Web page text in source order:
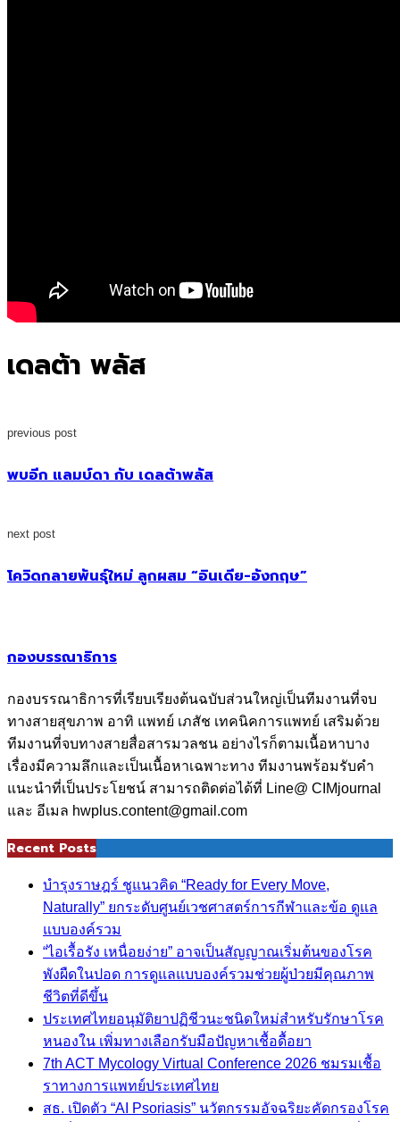
เดลต้า พลัส
previous post
พบอีก แลมบ์ดา กับ เดลต้าพลัส
next post
โควิดกลายพันธุ์ใหม่ ลูกผสม “อินเดีย-อังกฤษ”
กองบรรณาธิการ
กองบรรณาธิการที่เรียบเรียงต้นฉบับส่วนใหญ่เป็นทีมงานที่จบ
ทางสายสุขภาพ อาทิ แพทย์ เภสัช เทคนิคการแพทย์ เสริมด้วย
ทีมงานที่จบทางสายสื่อสารมวลชน อย่างไรก็ตามเนื้อหาบาง
เรื่องมีความลึกและเป็นเนื้อหาเฉพาะทาง ทีมงานพร้อมรับคำ
แนะนำที่เป็นประโยชน์ สามารถติดต่อได้ที่ Line@ CIMjournal
และ อีเมล hwplus.content@gmail.com
Recent Posts
บำรุงราษฎร์ ชูแนวคิด “Ready for Every Move,
Naturally” ยกระดับศูนย์เวชศาสตร์การกีฬาและข้อ ดูแล
แบบองค์รวม
“ไอเรื้อรัง เหนื่อยง่าย” อาจเป็นสัญญาณเริ่มต้นของโรค
พังผืดในปอด การดูแลแบบองค์รวมช่วยผู้ป่วยมีคุณภาพ
ชีวิตที่ดีขึ้น
ประเทศไทยอนุมัติยาปฏิชีวนะชนิดใหม่สำหรับรักษาโรค
หนองใน เพิ่มทางเลือกรับมือปัญหาเชื้อดื้อยา
7th ACT Mycology Virtual Conference 2026 ชมรมเชื้อ
ราทางการแพทย์ประเทศไทย
สธ. เปิดตัว “AI Psoriasis” นวัตกรรมอัจฉริยะคัดกรองโรค